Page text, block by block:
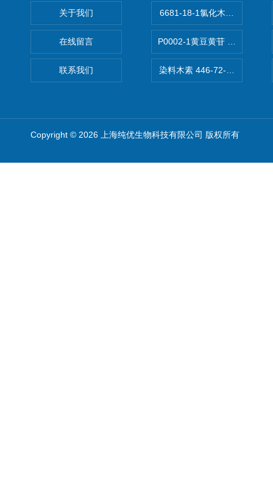
关于我们
在线留言
联系我们
6681-18-1氯化木兰花碱
P0002-1黄豆黄苷 40246-10-
染料木素 446-72-0
Copyright © 2026 上海纯优生物科技有限公司 版权所有